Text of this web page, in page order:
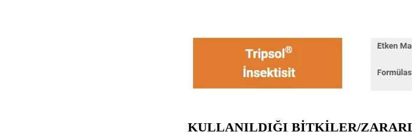
KULLANILDIĞI BİTKİLER/